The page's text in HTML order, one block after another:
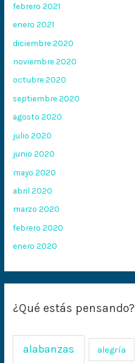
febrero 2021
enero 2021
diciembre 2020
noviembre 2020
octubre 2020
septiembre 2020
agosto 2020
julio 2020
junio 2020
mayo 2020
abril 2020
marzo 2020
febrero 2020
enero 2020
¿Qué estás pensando?
alabanzas alegría